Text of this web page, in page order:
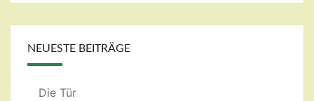
NEUESTE BEITRÄGE
Die Tür